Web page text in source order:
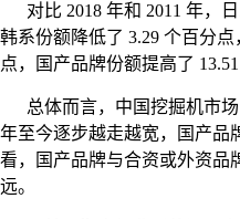
对比 2018 年和 2011 年，
韩系份额降低了 3.29 个百分
点，国产品牌份额提高了 13.51
总体而言，中国挖掘机市
年至今逐步越走越宽，国产品
看，国产品牌与合资或外资品
远。